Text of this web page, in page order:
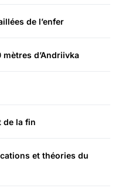
de l’enfer
mètres d’Andriivka
de la fin
et théories du